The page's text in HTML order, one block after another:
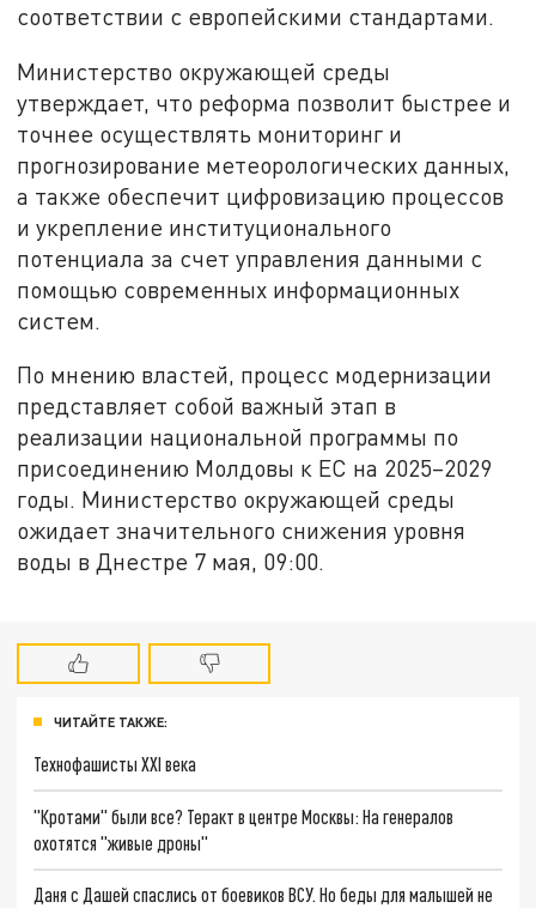
соответствии с европейскими стандартами.
Министерство окружающей среды
утверждает, что реформа позволит быстрее и
точнее осуществлять мониторинг и
прогнозирование метеорологических данных,
а также обеспечит цифровизацию процессов
и укрепление институционального
потенциала за счет управления данными с
помощью современных информационных
систем.
По мнению властей, процесс модернизации
представляет собой важный этап в
реализации национальной программы по
присоединению Молдовы к ЕС на 2025–2029
годы. Министерство окружающей среды
ожидает значительного снижения уровня
воды в Днестре 7 мая, 09:00.
ЧИТАЙТЕ ТАКЖЕ:
Технофашисты XXI века
"Кротами" были все? Теракт в центре Москвы: На генералов
охотятся "живые дроны"
Даня с Дашей спаслись от боевиков ВСУ. Но беды для малышей не